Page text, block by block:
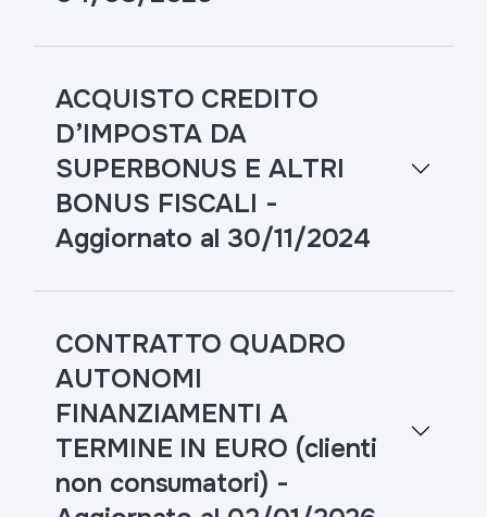
ACQUISTO CREDITO
D’IMPOSTA DA
SUPERBONUS E ALTRI
BONUS FISCALI -
Aggiornato al 30/11/2024
CONTRATTO QUADRO
AUTONOMI
FINANZIAMENTI A
TERMINE IN EURO (clienti
non consumatori) -